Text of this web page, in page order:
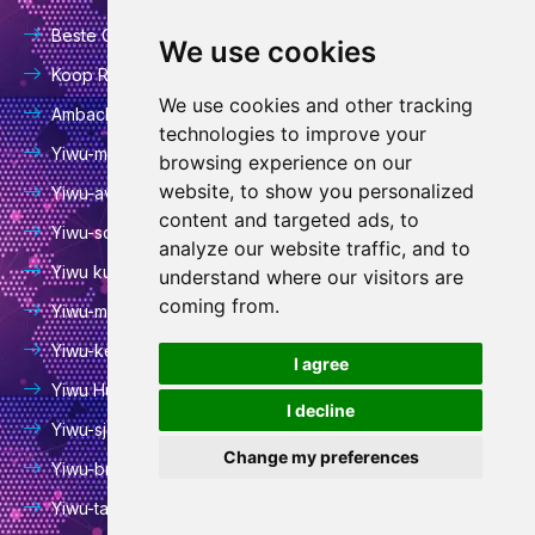
We use cookies
We use cookies and other tracking
technologies to improve your
browsing experience on our
website, to show you personalized
content and targeted ads, to
analyze our website traffic, and to
understand where our visitors are
coming from.
I agree
I decline
Change my preferences
h
a
b
o
o
k
b
k
d
n
Beste Chinese inkoopagent
Koop Riemenmarkt
Ambachtelijke markt van het Yiwu-festival
Yiwu-markt voor haarversieringen
Yiwu-avondmarkt
Yiwu-sokkenmarkt
Yiwu kunstbloemenmarkt
Yiwu-meubelmarkt
Yiwu-kerstmarkt
Yiwu Huangyuan-markt
Yiwu-sjaalmarkt
Yiwu-briefpapiermarkt
Yiwu-tassenmarkt